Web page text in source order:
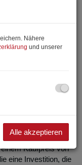
bieten Ihnen
ein luxuriöses
Gesamtfläche von
Kaufpreis von
eine Investition, die
Nähere
und unserer
Alle akzeptieren